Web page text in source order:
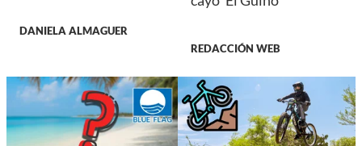
DANIELA ALMAGUER
REDACCIÓN WEB